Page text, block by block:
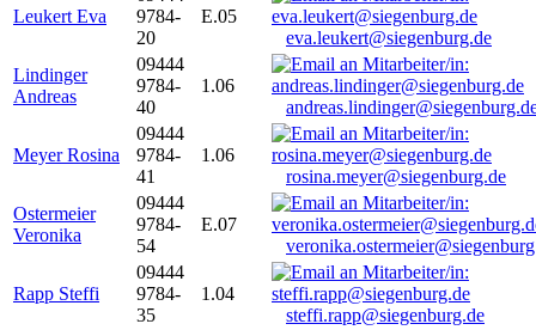
Leukert Eva
9784-
20
E.05
eva.leukert@siegenburg.de
Lindinger
Andreas
09444
9784-
40
1.06
Meyer Rosina
09444
9784-
41
1.06
rosina.meyer@siegenburg.de
Ostermeier
Veronika
09444
9784-
54
E.07
Rapp Steffi
09444
9784-
35
1.04
steffi.rapp@siegenburg.de